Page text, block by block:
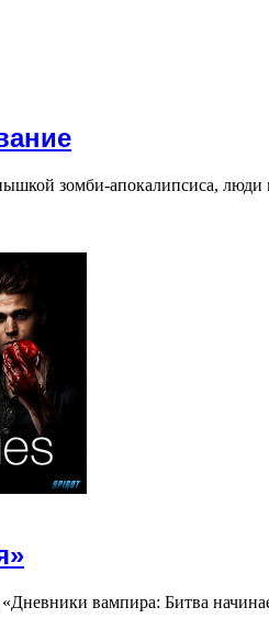
зомби-апокалипсиса,
вампира: Битва